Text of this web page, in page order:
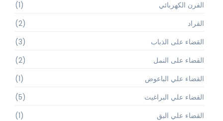
الفرن الكهربائي
(1)
القراد
(2)
القضاء على الذباب
(3)
القضاء على النمل
(2)
القضاء علي الباعوض
(1)
القضاء علي البراغيث
(5)
القضاء علي البق
(1)